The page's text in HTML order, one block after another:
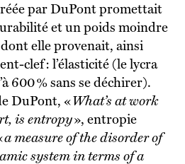
et un poids moindre
elle provenait, ainsi
clef : l’élasticité (le lycra
600 % sans se déchirer).
DuPont, «What’s at work
is entropy», entropie
a measure of the disorder of
system in terms of a